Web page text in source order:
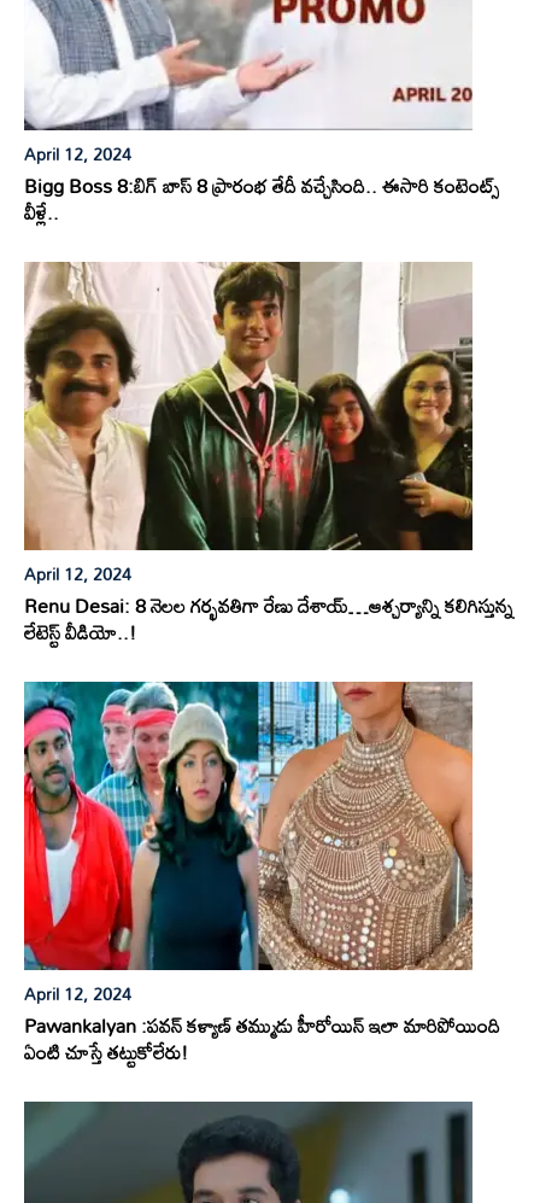
April 12, 2024
Bigg Boss 8:బిగ్ బాస్ 8 ప్రారంభ తేదీ వచ్చేసింది.. ఈసారి కంటెంట్స్
వీళ్లే..
April 12, 2024
Renu Desai: 8 నెలల గర్భవతిగా రేణు దేశాయ్…ఆశ్చర్యాన్ని కలిగిస్తున్న
లేటెస్ట్ వీడియో..!
April 12, 2024
Pawankalyan :పవన్ కళ్యాణ్ తమ్ముడు హీరోయిన్ ఇలా మారిపోయింది
ఏంటి చూస్తే తట్టుకోలేరు!